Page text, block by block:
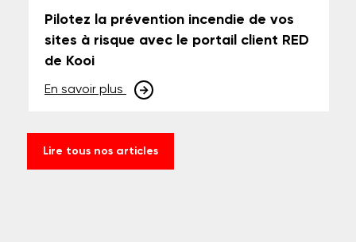
Pilotez la prévention incendie de vos
sites à risque avec le portail client RED
de Kooi
En savoir plus
Lire tous nos articles